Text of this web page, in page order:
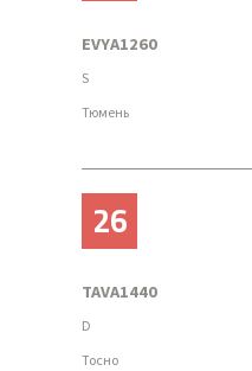
EVYA1260
S
Тюмень
26
TAVA1440
D
Тосно